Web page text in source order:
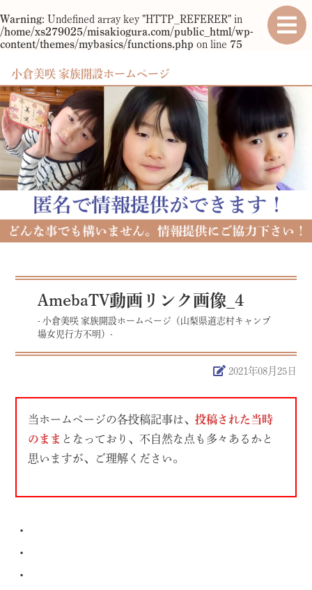
Warning: Undefined array key "HTTP_REFERER" in
/home/xs279025/misakiogura.com/public_html/wp-
content/themes/mybasics/functions.php on line 75
小倉美咲 家族開設ホームページ
AmebaTV動画リンク画像_4
- 小倉美咲 家族開設ホームページ（山梨県道志村キャンプ
場女児行方不明）-
2021年08月25日
当ホームページの各投稿記事は、投稿された当時
のまま となっており、不自然な点も多々あるかと
思いますが、ご理解ください。
・
・
・